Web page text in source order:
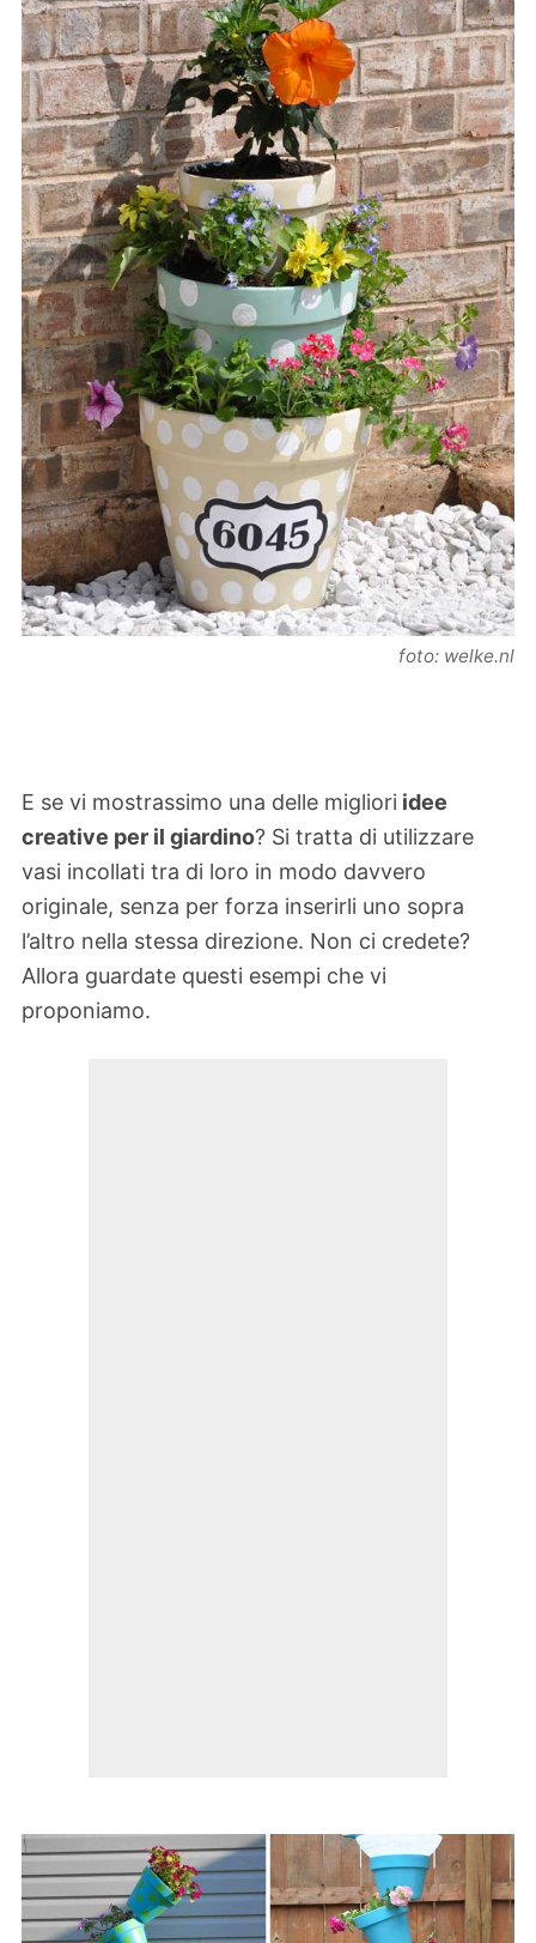
foto: welke.nl
E se vi mostrassimo una delle migliori idee
creative per il giardino? Si tratta di utilizzare
vasi incollati tra di loro in modo davvero
originale, senza per forza inserirli uno sopra
l’altro nella stessa direzione. Non ci credete?
Allora guardate questi esempi che vi
proponiamo.